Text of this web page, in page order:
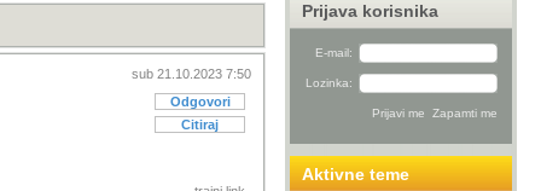
sub 21.10.2023 7:50
Odgovori
Citiraj
Prijava korisnika
E-mail:
Lozinka:
Aktivne teme